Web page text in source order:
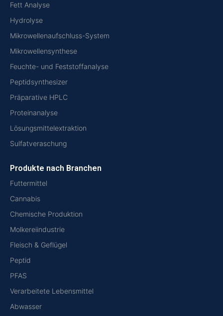
Fett Analyse
Hydrolyse
Mikrowellenaufschluss-System
Mikrowellensynthese
Feuchte- und Feststoffanalyse
Peptidsynthesizer
Präparative HPLC
Proteinanalyse
Lösungsmittelextraktion
Sulfatveraschung
Produkte nach Branchen
Futtermittel
Cannabis
Chemische Produktion
Molkereiindustrie
Fleisch & Geflügel
Peptid
PFAS
Verarbeitete Lebensmittel
Abwasser